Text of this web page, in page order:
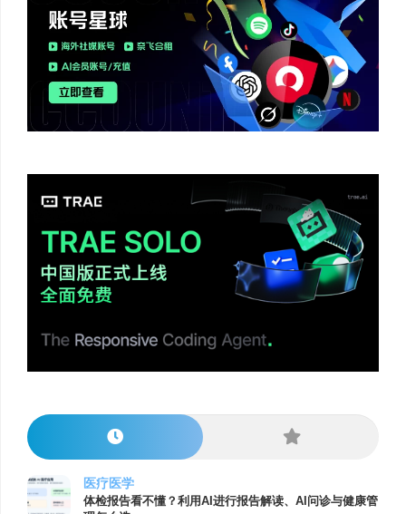
医疗医学
体检报告看不懂？利用AI进行报告解读、AI问诊与健康管